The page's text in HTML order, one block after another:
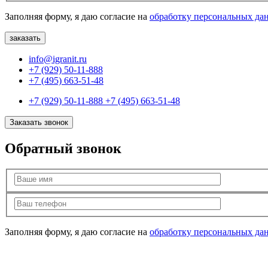
Заполняя форму, я даю согласие на обработку персональных
info@igranit.ru
+7 (929) 50-11-888
+7 (495) 663-51-48
+7 (929) 50-11-888 +7 (495) 663-51-48
Заказать звонок
Обратный звонок
Заполняя форму, я даю согласие на обработку персональных